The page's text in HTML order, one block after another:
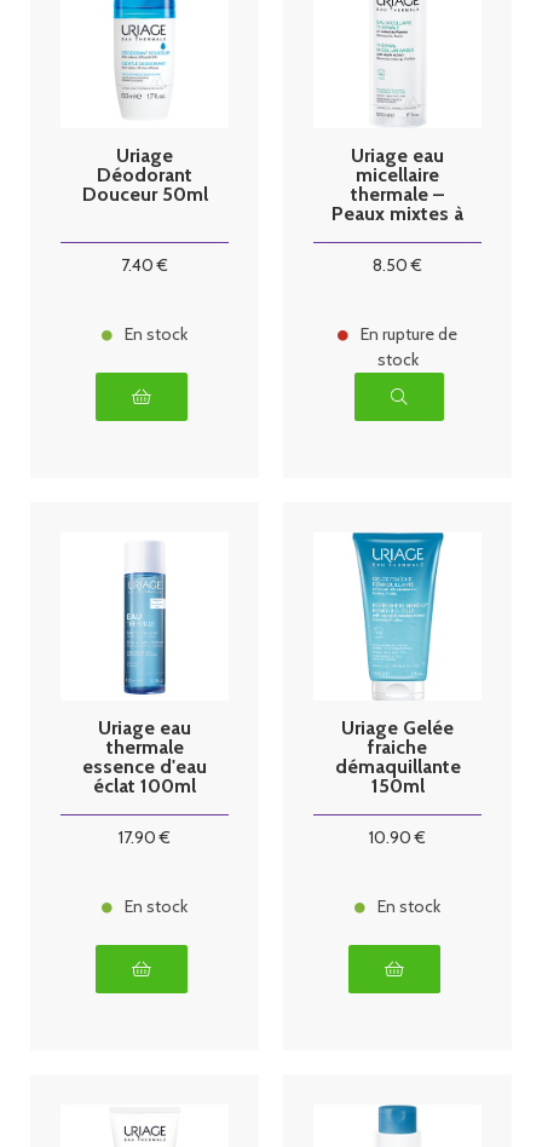
Uriage
Déodorant
Douceur 50ml
7.40 €
En stock
Uriage eau
micellaire
thermale –
Peaux mixtes à
8.50 €
En rupture de
stock
Uriage eau
thermale
essence d'eau
éclat 100ml
17.90 €
En stock
Uriage Gelée
fraiche
démaquillante
150ml
10.90 €
En stock